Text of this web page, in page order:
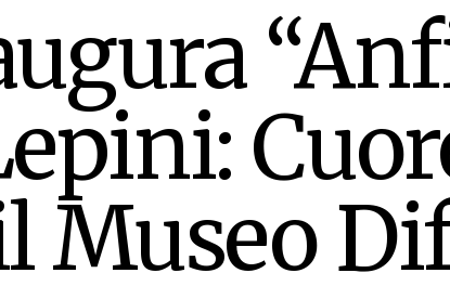
Museo